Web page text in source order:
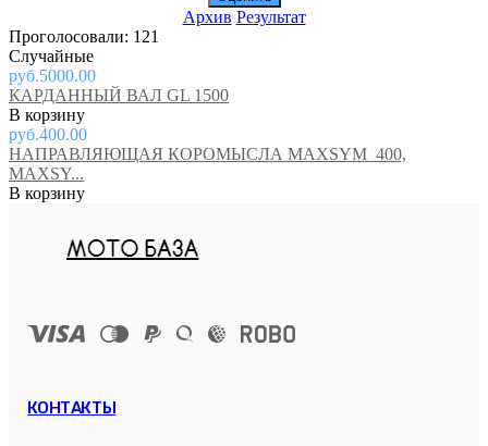
Архив Результат
Проголосовали: 121
Случайные
руб.5000.00
КАРДАННЫЙ ВАЛ GL 1500
руб.400.00
НАПРАВЛЯЮЩАЯ КОРОМЫСЛА MAXSYM_400,
MAXSY...
КОНТАКТЫ